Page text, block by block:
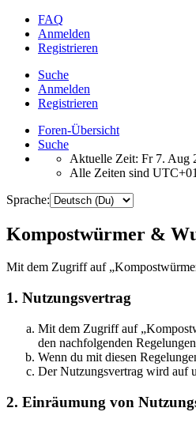
FAQ
Anmelden
Registrieren
Suche
Anmelden
Registrieren
Foren-Übersicht
Suche
Aktuelle Zeit: Fr 7. Aug
Alle Zeiten sind
Sprache:
Kompostwürmer &
Mit dem Zugriff auf
1. Nutzungsvertrag
Mit dem Zugriff auf
den nachfolgenden
Wenn du mit diesen
Der Nutzungsvertrag wird auf
2. Einräumung von